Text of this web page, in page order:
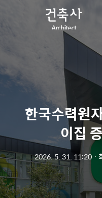
한국수력원
이집
2026. 5. 31. 11:20ㆍ